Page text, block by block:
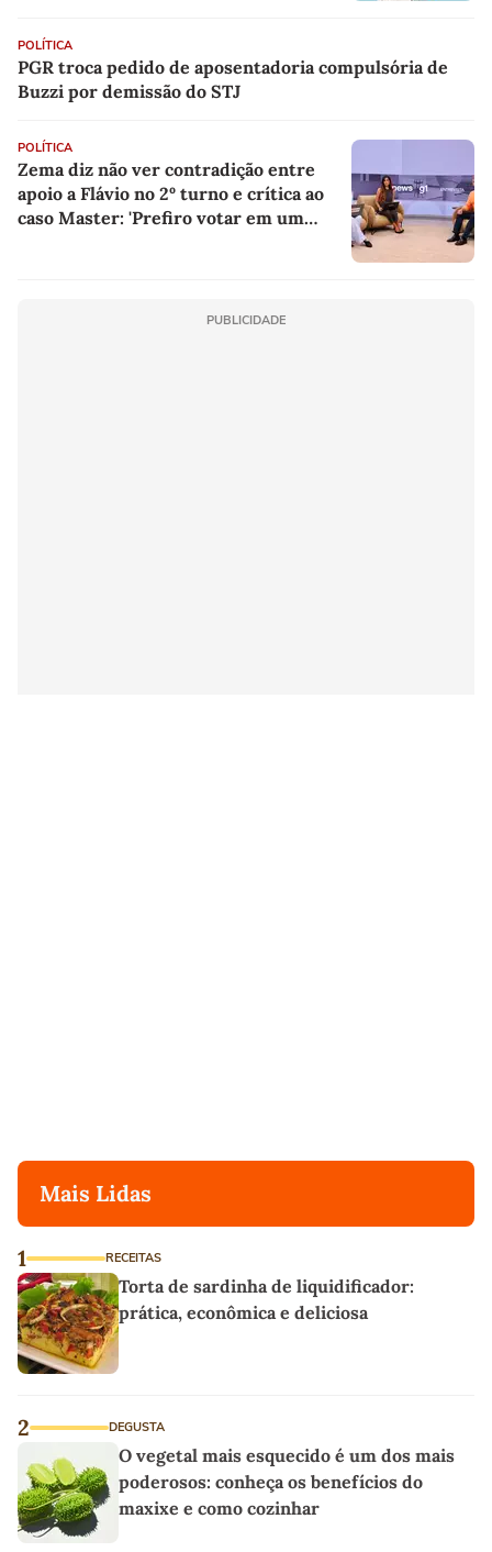
POLÍTICA
PGR troca pedido de aposentadoria compulsória de
Buzzi por demissão do STJ
POLÍTICA
Zema diz não ver contradição entre
apoio a Flávio no 2º turno e crítica ao
caso Master: 'Prefiro votar em um
PUBLICIDADE
Mais Lidas
1 RECEITAS
Torta de sardinha de liquidificador:
prática, econômica e deliciosa
2 DEGUSTA
O vegetal mais esquecido é um dos mais
poderosos: conheça os benefícios do
maxixe e como cozinhar